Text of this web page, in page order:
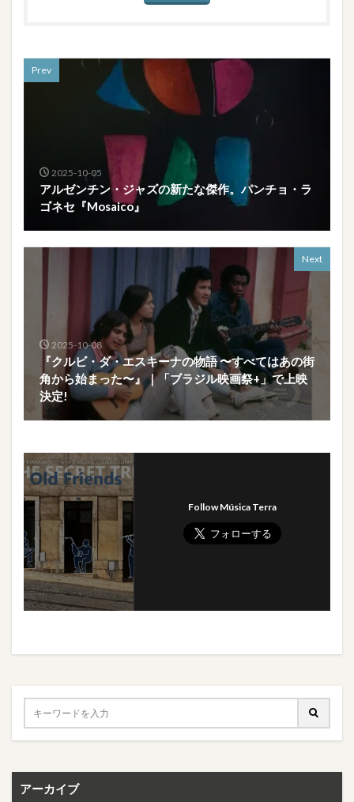
Prev
2025-10-05
アルゼンチン・ジャズの新たな傑作。パンチョ・ラ
ゴネセ『Mosaico』
Next
2025-10-08
『クルビ・ダ・エスキーナの物語 〜すべてはあの街
角から始まった〜』｜「ブラジル映画祭+」で上映
決定!
Follow Música Terra
アーカイブ